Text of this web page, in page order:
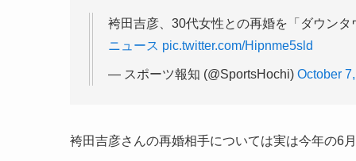
袴田吉彦、30代女性との再婚を「ダウン
ニュース pic.twitter.com/Hipnme5sld
— スポーツ報知 (@SportsHochi) October
袴田吉彦さんの再婚相手については実は今年の6